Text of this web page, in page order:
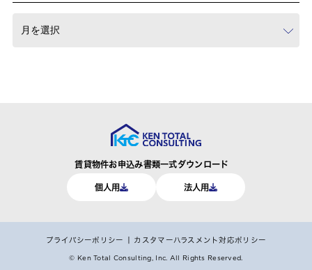
賃貸物件お申込み書類一式ダウンロード
個人用 法人用
プライバシーポリシー カスタマーハラスメント対応ポリシー
© Ken Total Consulting, Inc. All Rights Reserved.